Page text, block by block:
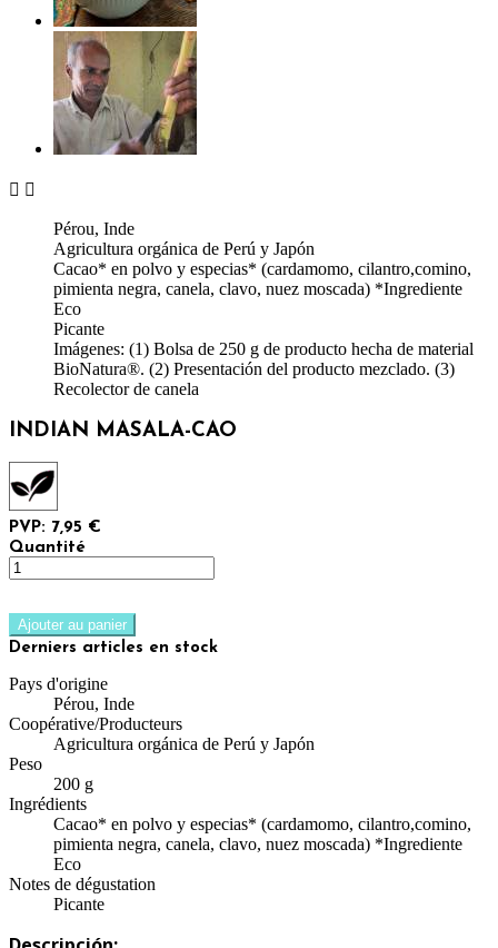
 
Pérou, Inde
Agricultura orgánica de Perú y Japón
Cacao* en polvo y especias* (cardamomo, cilantro,comino,
pimienta negra, canela, clavo, nuez moscada) *Ingrediente
Eco
Picante
Imágenes: (1) Bolsa de 250 g de producto hecha de material
BioNatura®. (2) Presentación del producto mezclado. (3)
Recolector de canela
INDIAN MASALA-CAO
PVP: 7,95 €
Quantité
Ajouter au panier
Derniers articles en stock
Pays d'origine
Pérou, Inde
Coopérative/Producteurs
Agricultura orgánica de Perú y Japón
Peso
200 g
Ingrédients
Cacao* en polvo y especias* (cardamomo, cilantro,comino,
pimienta negra, canela, clavo, nuez moscada) *Ingrediente
Eco
Notes de dégustation
Picante